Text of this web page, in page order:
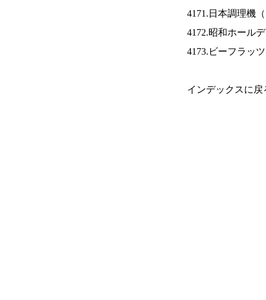
4171.日本調理機（
4172.昭和ホール
4173.ビーフラッ
インデックスに戻